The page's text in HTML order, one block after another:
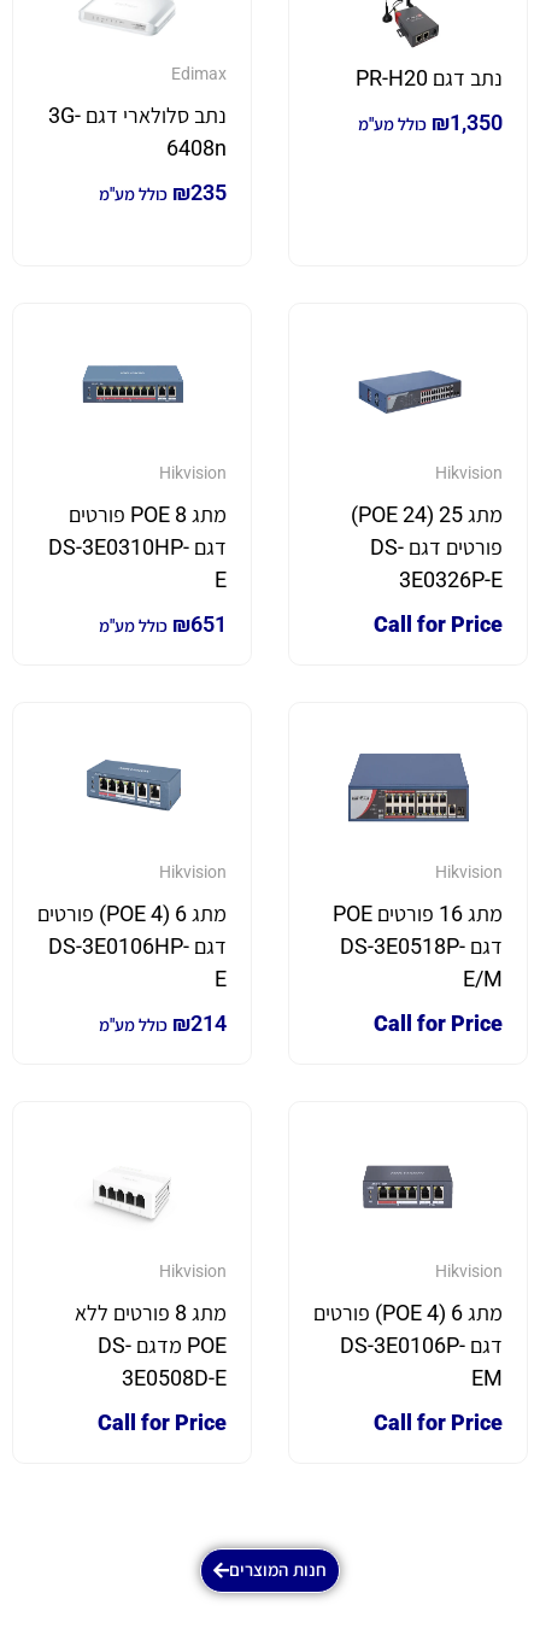
נתב דגם PR-H20
₪1,350 כולל מע"מ
Edimax
נתב סלולארי דגם 3G-
6408n
₪235 כולל מע"מ
Hikvision
מתג 25 (24 POE)
פורטים דגם DS-
3E0326P-E
Call for Price
Hikvision
מתג 8 POE פורטים
דגם DS-3E0310HP-
E
₪651 כולל מע"מ
Hikvision
מתג 16 פורטים POE
דגם DS-3E0518P-
E/M
Call for Price
Hikvision
מתג 6 (4 POE) פורטים
דגם DS-3E0106HP-
E
₪214 כולל מע"מ
Hikvision
מתג 6 (4 POE) פורטים
דגם DS-3E0106P-
EM
Call for Price
Hikvision
מתג 8 פורטים ללא
POE מדגם DS-
3E0508D-E
Call for Price
חנות המוצרים